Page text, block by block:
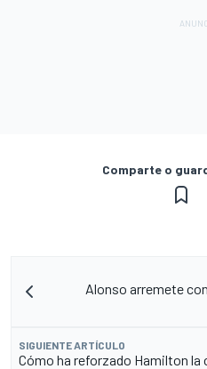
Comparte o
Alonso arremete
SIGUIENTE ARTÍCULO
Cómo ha reforzado Hamilton la